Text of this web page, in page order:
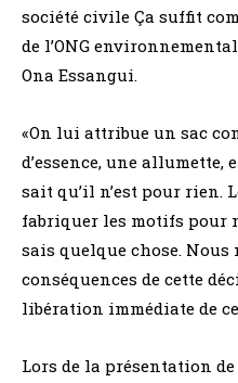
société civile Ça suffit
de l’ONG
Ona Essangui.
«On lui attribue un sac
d’essence, une allumette,
sait qu’il n’est pour rien.
fabriquer les motifs pour
sais quelque chose.
conséquences de cette
libération immédiate de
Lors de la présentation de